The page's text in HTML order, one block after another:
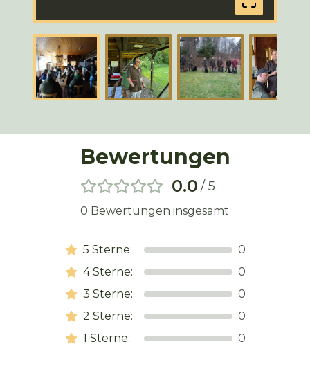
Bewertungen
0.0 / 5
0 Bewertungen insgesamt
5 Sterne:
0
4Sterne:
0
3 Sterne:
0
2 Sterne:
0
1 Sterne: 0